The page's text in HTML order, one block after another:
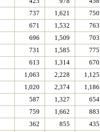
737 1,621 750
671 1,532 763
696 1,509 703
731 1,585 775
613 1,314 670
1,063 2,228 1,125
1,020 2,374 1,186
587 1,327 654
759 1,662 883
362 855 435